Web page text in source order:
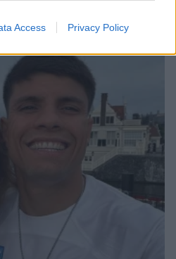
Access Privacy Policy